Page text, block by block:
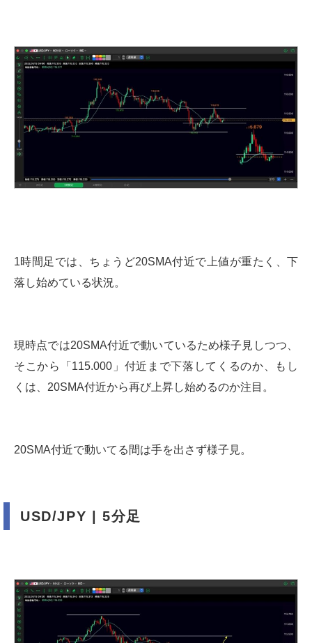
1時間足では、ちょうど20SMA付近で上値が重たく、下
落し始めている状況。
現時点では20SMA付近で動いているため様子見しつつ、
そこから「115.000」付近まで下落してくるのか、もし
くは、20SMA付近から再び上昇し始めるのか注目。
20SMA付近で動いてる間は手を出さず様子見。
USD/JPY | 5分足